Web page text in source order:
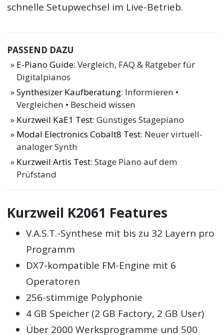
schnelle Setupwechsel im Live-Betrieb.
PASSEND DAZU
E-Piano Guide: Vergleich, FAQ & Ratgeber für
Digitalpianos
Synthesizer Kaufberatung: Informieren •
Vergleichen • Bescheid wissen
Kurzweil KaE1 Test: Günstiges Stagepiano
Modal Electronics Cobalt8 Test: Neuer virtuell-
analoger Synth
Kurzweil Artis Test: Stage Piano auf dem
Prüfstand
Kurzweil K2061 Features
V.A.S.T.-Synthese mit bis zu 32 Layern pro
Programm
DX7-kompatible FM-Engine mit 6
Operatoren
256-stimmige Polyphonie
4 GB Speicher (2 GB Factory, 2 GB User)
Über 2000 Werksprogramme und 500